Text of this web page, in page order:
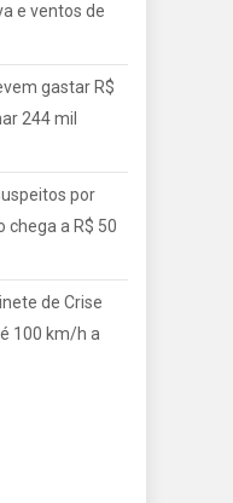
e ventos de
gastar R$
244 mil
por
chega a R$ 50
de Crise
100 km/h a